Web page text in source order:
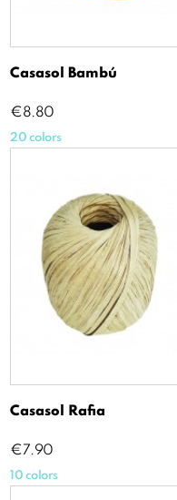
Casasol Bambú
Price
€8.80
20 colors
Casasol Rafia
Price
€7.90
10 colors